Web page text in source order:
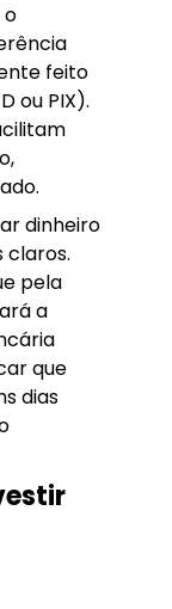
o
feito
ou PIX).
dinheiro
pela
a
que
dias